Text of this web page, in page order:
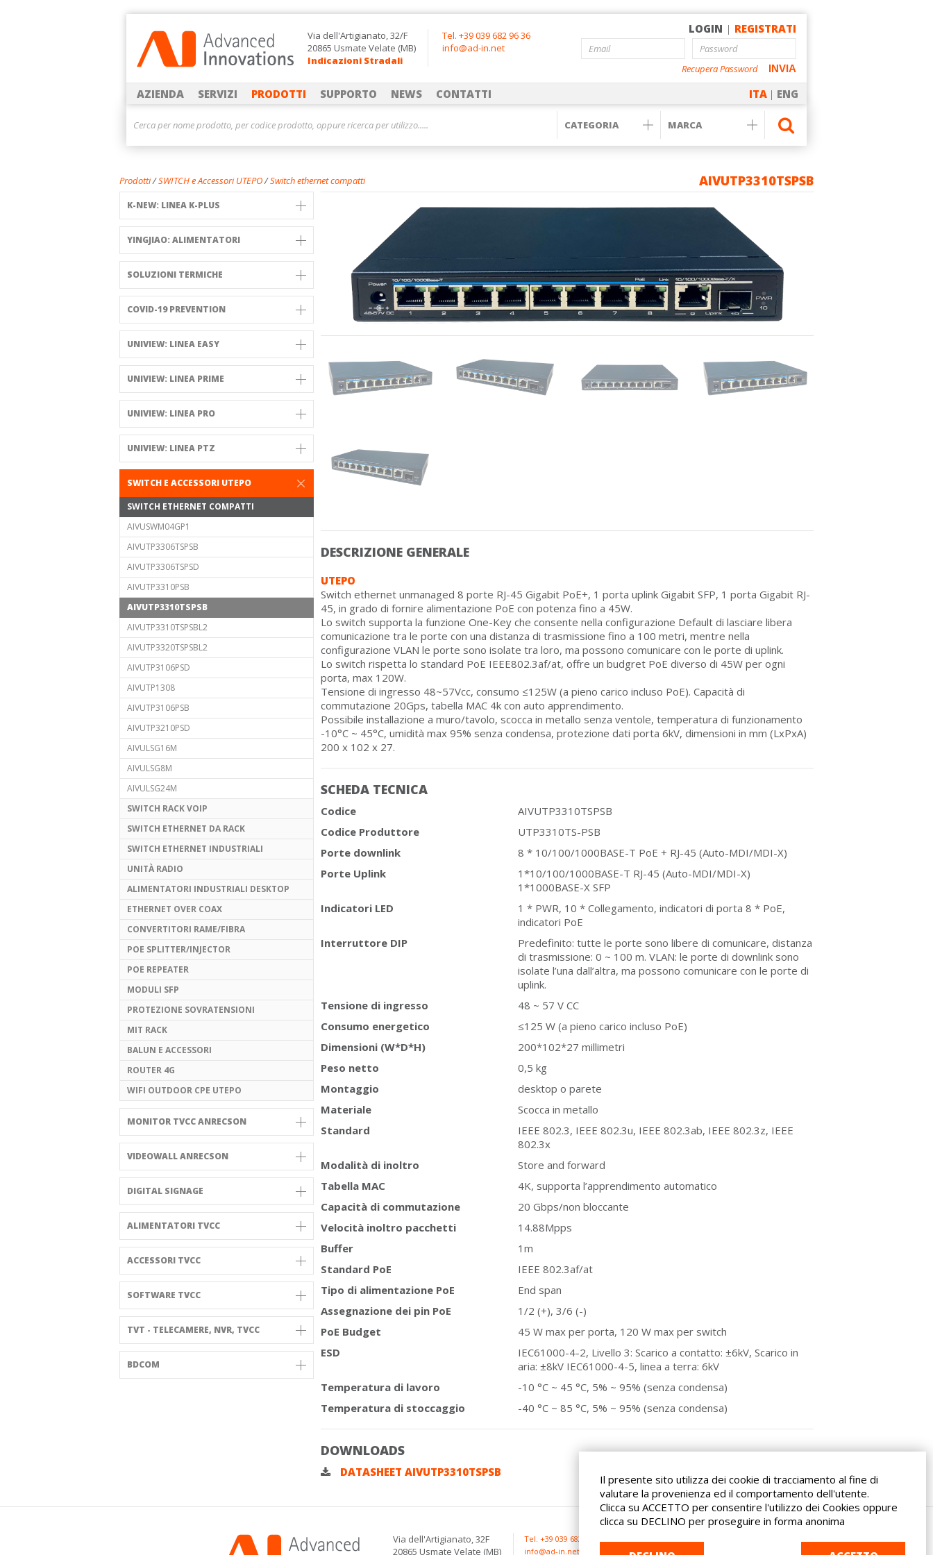
Il presente sito utilizza dei cookie di tracciamento al fine di
valutare la provenienza ed il comportamento dell'utente.
Clicca su ACCETTO per consentire l'utilizzo dei Cookies oppure
clicca su DECLINO per proseguire in forma anonima
Via dell'Artigianato, 32/F
20865 Usmate Velate (MB)
Indicazioni Stradali
Tel. +39 039 682 96 36
info@ad-in.net
LOGIN | REGISTRATI
INVIA
Recupera Password
AZIENDA SERVIZI PRODOTTI SUPPORTO NEWS CONTATTI ITA | ENG
Prodotti/SWITCH e Accessori UTEPO/Switch ethernet compatti AIVUTP3310TSPSB
K-NEW: LINEA K-PLUS
YINGJIAO: ALIMENTATORI
SOLUZIONI TERMICHE
COVID-19 PREVENTION
UNIVIEW: LINEA EASY
UNIVIEW: LINEA PRIME
UNIVIEW: LINEA PRO
UNIVIEW: LINEA PTZ
SWITCH E ACCESSORI UTEPO
SWITCH ETHERNET COMPATTI
AIVUSWM04GP1
AIVUTP3306TSPSB
AIVUTP3306TSPSD
AIVUTP3310PSB
AIVUTP3310TSPSB
AIVUTP3310TSPSBL2
AIVUTP3320TSPSBL2
AIVUTP3106PSD
AIVUTP1308
AIVUTP3106PSB
AIVUTP3210PSD
AIVULSG16M
AIVULSG8M
AIVULSG24M
SWITCH RACK VOIP
SWITCH ETHERNET DA RACK
SWITCH ETHERNET INDUSTRIALI
UNITÀ RADIO
ALIMENTATORI INDUSTRIALI DESKTOP
ETHERNET OVER COAX
CONVERTITORI RAME/FIBRA
POE SPLITTER/INJECTOR
POE REPEATER
MODULI SFP
PROTEZIONE SOVRATENSIONI
MIT RACK
BALUN E ACCESSORI
ROUTER 4G
WIFI OUTDOOR CPE UTEPO
MONITOR TVCC ANRECSON
VIDEOWALL ANRECSON
DIGITAL SIGNAGE
ALIMENTATORI TVCC
ACCESSORI TVCC
SOFTWARE TVCC
TVT - TELECAMERE, NVR, TVCC
BDCOM
DESCRIZIONE GENERALE
UTEPO
Switch ethernet unmanaged 8 porte RJ-45 Gigabit PoE+, 1 porta uplink Gigabit SFP, 1 porta Gigabit RJ-
45, in grado di fornire alimentazione PoE con potenza fino a 45W.
Lo switch supporta la funzione One-Key che consente nella configurazione Default di lasciare libera
comunicazione tra le porte con una distanza di trasmissione fino a 100 metri, mentre nella
configurazione VLAN le porte sono isolate tra loro, ma possono comunicare con le porte di uplink.
Lo switch rispetta lo standard PoE IEEE802.3af/at, offre un budgret PoE diverso di 45W per ogni
porta, max 120W.
Tensione di ingresso 48~57Vcc, consumo ≤125W (a pieno carico incluso PoE). Capacità di
commutazione 20Gps, tabella MAC 4k con auto apprendimento.
Possibile installazione a muro/tavolo, scocca in metallo senza ventole, temperatura di funzionamento
-10°C ~ 45°C, umidità max 95% senza condensa, protezione dati porta 6kV, dimensioni in mm (LxPxA)
200 x 102 x 27.
SCHEDA TECNICA
Codice
AIVUTP3310TSPSB
Codice Produttore
UTP3310TS-PSB
Porte downlink
8 * 10/100/1000BASE-T PoE + RJ-45 (Auto-MDI/MDI-X)
Porte Uplink
1*10/100/1000BASE-T RJ-45 (Auto-MDI/MDI-X)
1*1000BASE-X SFP
Indicatori LED
1 * PWR, 10 * Collegamento, indicatori di porta 8 * PoE,
indicatori PoE
Interruttore DIP
Predefinito: tutte le porte sono libere di comunicare, distanza
di trasmissione: 0 ~ 100 m. VLAN: le porte di downlink sono
isolate l’una dall’altra, ma possono comunicare con le porte di
uplink.
Tensione di ingresso
48 ~ 57 V CC
Consumo energetico
≤125 W (a pieno carico incluso PoE)
Dimensioni (W*D*H)
200*102*27 millimetri
Peso netto
0,5 kg
Montaggio
desktop o parete
Materiale
Scocca in metallo
Standard
IEEE 802.3, IEEE 802.3u, IEEE 802.3ab, IEEE 802.3z, IEEE
802.3x
Modalità di inoltro
Store and forward
Tabella MAC
4K, supporta l’apprendimento automatico
Capacità di commutazione
20 Gbps/non bloccante
Velocità inoltro pacchetti
14.88Mpps
Buffer
1m
Standard PoE
IEEE 802.3af/at
Tipo di alimentazione PoE
End span
Assegnazione dei pin PoE
1/2 (+), 3/6 (-)
PoE Budget
45 W max per porta, 120 W max per switch
ESD
IEC61000-4-2, Livello 3: Scarico a contatto: ±6kV, Scarico in
aria: ±8kV IEC61000-4-5, linea a terra: 6kV
Temperatura di lavoro
-10 °C ~ 45 °C, 5% ~ 95% (senza condensa)
Temperatura di stoccaggio
-40 °C ~ 85 °C, 5% ~ 95% (senza condensa)
DOWNLOADS
DATASHEET AIVUTP3310TSPSB
Via dell'Artigianato, 32F
20865 Usmate Velate (MB)
Tel. +39 039 682 96 36
info@ad-in.net